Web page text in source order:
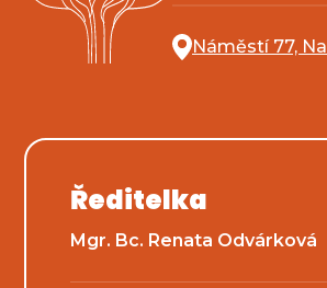
Náměstí 77,
Ředitelka
Mgr. Bc. Renata Odvárková